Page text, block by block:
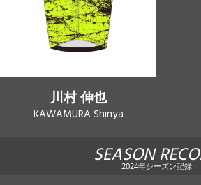
川村 伸也
KAWAMURA Shinya
SEASON
2024年シーズン記録